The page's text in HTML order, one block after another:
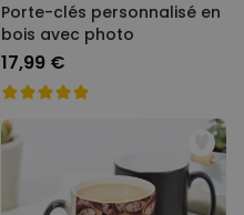
Porte-clés personnalisé en
bois avec photo
17,99 €